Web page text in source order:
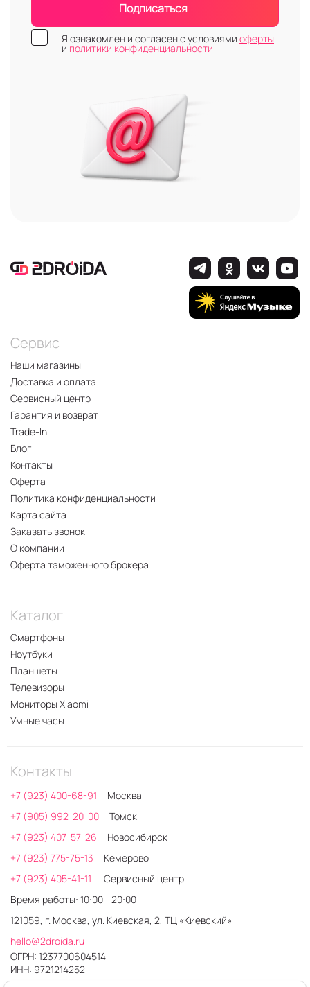
Подписаться
Я ознакомлен и согласен с условиями оферты
и политики конфиденциальности
Сервис
Наши магазины
Доставка и оплата
Сервисный центр
Гарантия и возврат
Trade-In
Блог
Контакты
Оферта
Политика конфиденциальности
Карта сайта
Заказать звонок
О компании
Оферта таможенного брокера
Каталог
Смартфоны
Ноутбуки
Планшеты
Телевизоры
Мониторы Xiaomi
Умные часы
Контакты
+7 (923) 400-68-91
Москва
+7 (905) 992-20-00
Томск
+7 (923) 407-57-26
Новосибирск
+7 (923) 775-75-13
Кемерово
+7 (923) 405-41-11
Сервисный центр
Время работы: 10:00 - 20:00
121059, г. Москва, ул. Киевская, 2, ТЦ «Киевский»
hello@2droida.ru
ОГРН: 1237700604514
ИНН: 9721214252